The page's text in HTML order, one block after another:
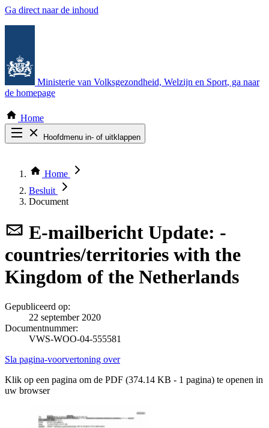
Ga direct naar de inhoud
Ministerie van Volksgezondheid, Welzijn en Sport, ga naar
de homepage
Home
Hoofdmenu in- of uitklappen
Thema COVID-19
Bekijk per bestuursorgaan
Home
Besluit
Document
E-mailbericht Update: -
countries/territories with the
Kingdom of the Netherlands
Gepubliceerd op:
22 september 2020
Documentnummer:
VWS-WOO-04-555581
Sla pagina-voorvertoning over
Klik op een pagina om de PDF (374.14 KB - 1 pagina) te openen in
uw browser